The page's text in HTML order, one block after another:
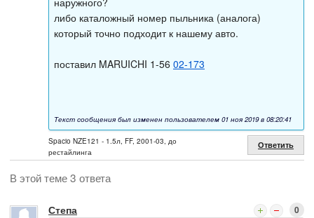
либо каталожный номер пыльника (аналога)
который точно подходит к нашему авто.
поставил MARUICHI 1-56 02-173
Текст сообщения был изменен пользователем 01 ноя 2019 в 08:20:41
Spacio NZE121 - 1.5л, FF, 2001-03, до
рестайлинга
Ответить
В этой теме 3 ответа
Степа 0